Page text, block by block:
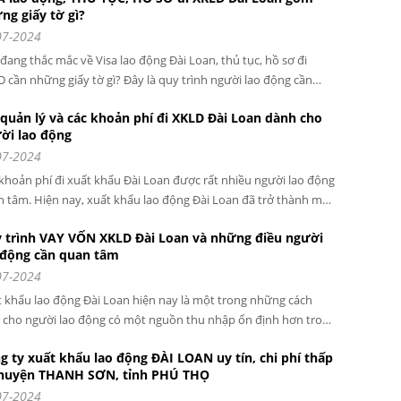
người lao động cần đạt được các yêu cầu về tiêu chí tuyển
lao động từ phía đối tác. Vậy muốn đi xuất khẩu lao động Đài
cần những điều kiện gì? Hãy cùng SAOMAI HR GROUP giải đáp
đó qua bài viết này.
giấy tờ gì?
2024
thắc mắc về Visa lao động Đài Loan, thủ tục, hồ sơ đi
cần những giấy tờ gì? Đây là quy trình người lao động cần
sơ của người lao động qua bài viết dưới đây của SAOMAI HR
phí đi XKLD Đài Loan dành cho
lao động
2024
phí đi xuất khẩu Đài Loan được rất nhiều người lao động
tâm. Hiện nay, xuất khẩu lao động Đài Loan đã trở thành một
hấp dẫn khi lao động ở nước ngoài, nhiều người đã chọn đi
tại Đài Loan để nâng cao thu nhập.
trình VAY VỐN XKLD Đài Loan và những điều người
cần quan tâm
2024
khẩu lao động Đài Loan hiện nay là một trong những cách
cho người lao động có một nguồn thu nhập ổn định hơn trong
hướng được rất nhiều người lao động Việt Nam hướng đến
không phải ai cũng có đủ điều kiện, chi phí để tham gia.
ty xuất khẩu lao động ĐÀI LOAN uy tín, chi phí thấp
THANH SƠN, tỉnh PHÚ THỌ
2024